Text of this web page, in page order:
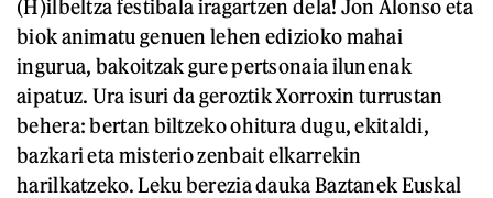
(H)ilbeltza festibala iragartzen dela! Jon Alonso eta
biok animatu genuen lehen edizioko mahai
ingurua, bakoitzak gure pertsonaia ilunenak
aipatuz. Ura isuri da geroztik Xorroxin turrustan
behera: bertan biltzeko ohitura dugu, ekitaldi,
bazkari eta misterio zenbait elkarrekin
harilkatzeko. Leku berezia dauka Baztanek Euskal